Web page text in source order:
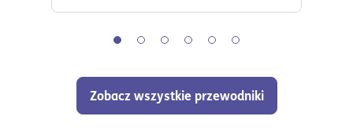
Zobacz wszystkie przewodniki